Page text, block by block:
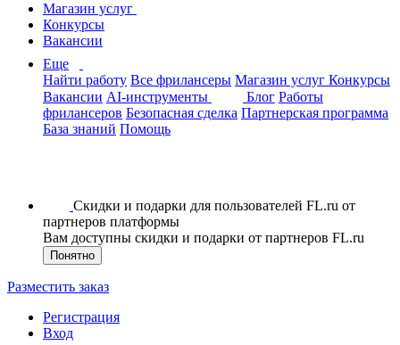
Магазин услуг
Конкурсы
Вакансии
Еще
Найти работу Все фрилансеры Магазин услуг Конкурсы
Вакансии AI-инструменты Блог Работы
фрилансеров Безопасная сделка Партнерская программа
База знаний Помощь
Скидки и подарки для пользователей FL.ru от
партнеров платформы
Вам доступны скидки и подарки от партнеров FL.ru
Понятно
Разместить заказ
Регистрация
Вход